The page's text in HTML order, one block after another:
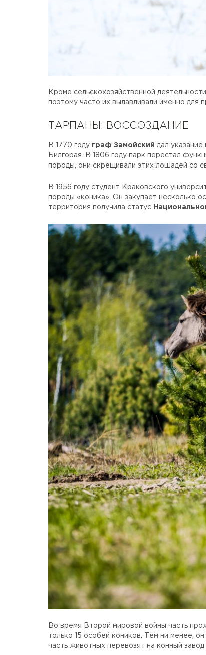
Кроме сельскохозяйственной
поэтому часто их вылавливали именно для
ТАРПАНЫ: ВОССОЗДАНИЕ
В 1770 году граф Замойский дал
Билгорая. В 1806 году парк перестал
породы, они скрещивали этих лошадей со
В 1956 году студент Краковского
породы «коника». Он закупает несколько
территория получила статус
Во время Второй мировой войны часть
только 15 особей коников. Тем ни менее,
часть животных перевозят на конный завод